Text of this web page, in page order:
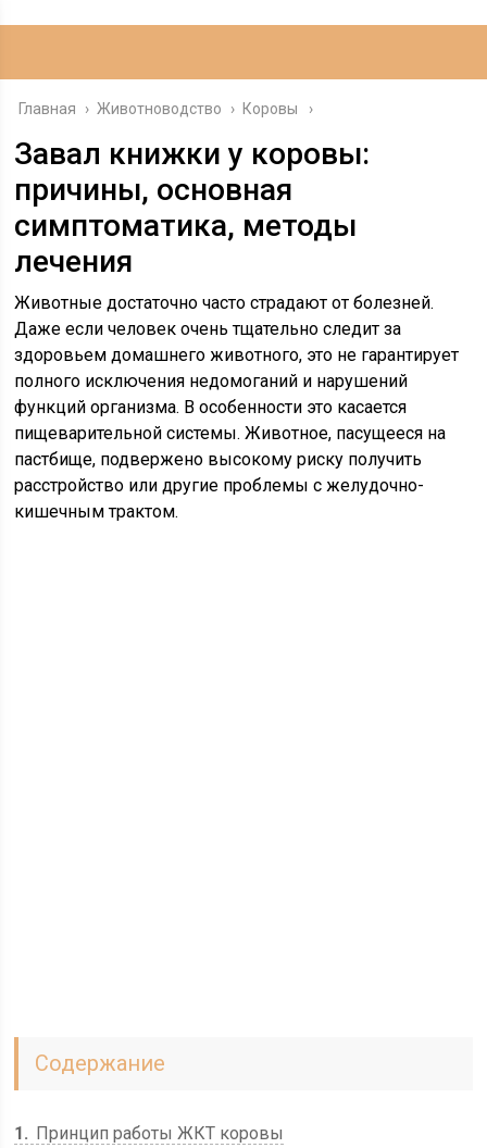
Главная › Животноводство › Коровы
Завал книжки у коровы:
причины, основная
симптоматика, методы
лечения
Животные достаточно часто страдают от болезней.
Даже если человек очень тщательно следит за
здоровьем домашнего животного, это не гарантирует
полного исключения недомоганий и нарушений
функций организма. В особенности это касается
пищеварительной системы. Животное, пасущееся на
пастбище, подвержено высокому риску получить
расстройство или другие проблемы с желудочно-
кишечным трактом.
Содержание
1
Принцип работы ЖКТ коровы